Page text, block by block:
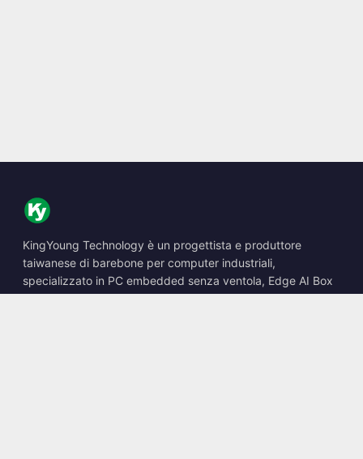
KingYoung Technology è un progettista e produttore
taiwanese di barebone per computer industriali,
specializzato in PC embedded senza ventola, Edge AI Box
e soluzioni di calcolo robuste.